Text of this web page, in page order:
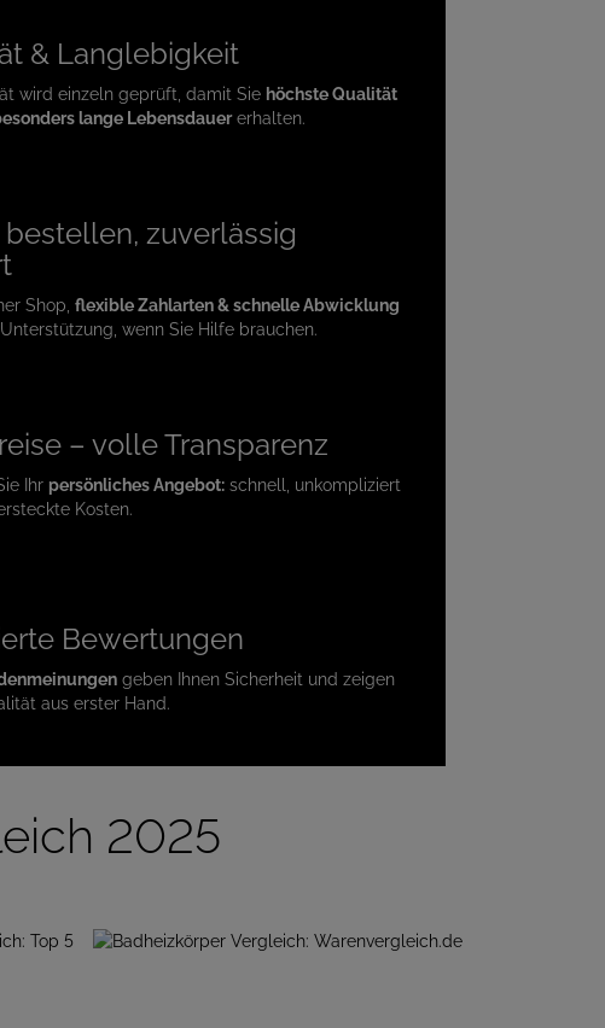
& Langlebigkeit
wird einzeln geprüft, damit Sie höchste Qualität
lange Lebensdauererhalten.
bestellen, zuverlässig
Shop, flexible Zahlarten & schnelle Abwicklung
wenn Sie Hilfe brauchen.
– volle Transparenz
Ihr persönliches Angebot: schnell, unkompliziert
Kosten.
Bewertungen
geben Ihnen Sicherheit und zeigen
aus erster Hand.
2025